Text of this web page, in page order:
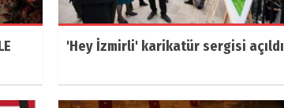
'Hey İzmirli' karikatür sergisi açıldı